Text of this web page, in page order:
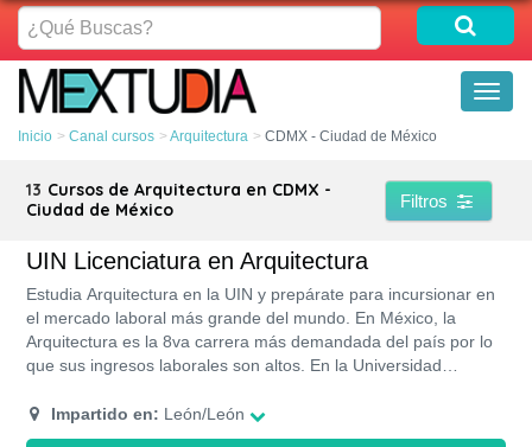
¿Qué
Buscas?
Inicio Canal cursos Arquitectura CDMX - Ciudad de México
13 Cursos de Arquitectura en CDMX -
Ciudad de México
Filtros
UIN Licenciatura en Arquitectura
Estudia Arquitectura en la UIN y prepárate para incursionar en
el mercado laboral más grande del mundo. En México, la
Arquitectura es la 8va carrera más demandada del país por lo
que sus ingresos laborales son altos. En la Universidad
especializadas para que puedas estudiar tu carrera de forma
cómoda. Además, ofrece precios accesibles según tu
Impartido en: León/León